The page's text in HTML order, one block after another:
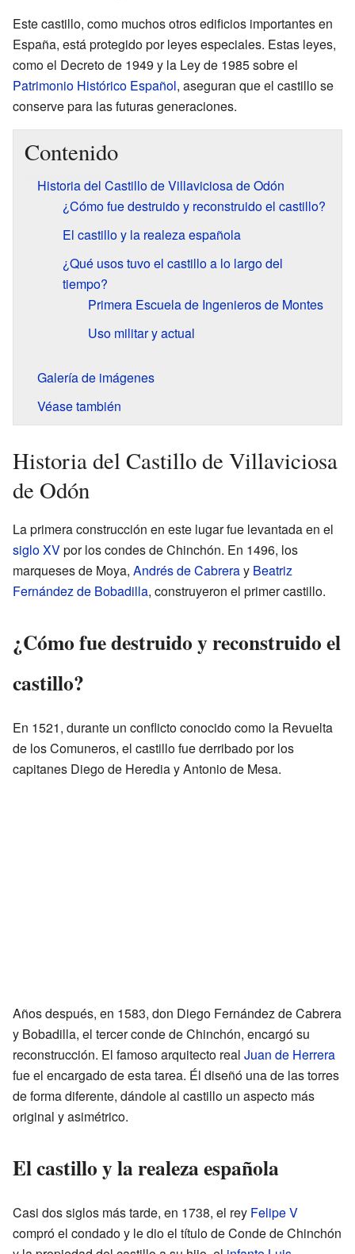
Este castillo, como muchos otros edificios importantes en
España, está protegido por leyes especiales. Estas leyes,
como el Decreto de 1949 y la Ley de 1985 sobre el
Patrimonio Histórico Español, aseguran que el castillo se
conserve para las futuras generaciones.
Contenido
Historia del Castillo de Villaviciosa de Odón
¿Cómo fue destruido y reconstruido el castillo?
El castillo y la realeza española
¿Qué usos tuvo el castillo a lo largo del
tiempo?
Primera Escuela de Ingenieros de Montes
Uso militar y actual
Galería de imágenes
Véase también
Historia del Castillo de Villaviciosa
de Odón
La primera construcción en este lugar fue levantada en el
siglo XVpor los condes de Chinchón. En 1496, los
marqueses de Moya, Andrés de Cabreray Beatriz
Fernández de Bobadilla, construyeron el primer castillo.
¿Cómo fue destruido y reconstruido el
castillo?
En 1521, durante un conflicto conocido como la Revuelta
de los Comuneros, el castillo fue derribado por los
capitanes Diego de Heredia y Antonio de Mesa.
Años después, en 1583, don Diego Fernández de Cabrera
y Bobadilla, el tercer conde de Chinchón, encargó su
reconstrucción. El famoso arquitecto real Juan de Herrera
fue el encargado de esta tarea. Él diseñó una de las torres
de forma diferente, dándole al castillo un aspecto más
original y asimétrico.
El castillo y la realeza española
Casi dos siglos más tarde, en 1738, el rey Felipe V
compró el condado y le dio el título de Conde de Chinchón